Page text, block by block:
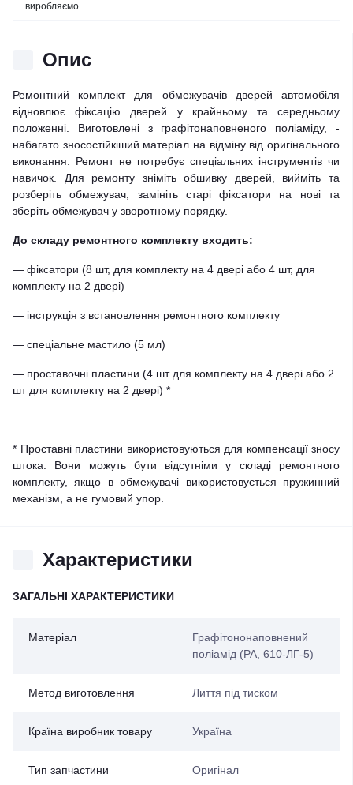
Опис
Ремонтний комплект для обмежувачів дверей автомобіля
відновлює фіксацію дверей у крайньому та середньому
положенні. Виготовлені з графітонаповненого поліаміду, -
набагато зносостійкіший матеріал на відміну від оригінального
виконання. Ремонт не потребує спеціальних інструментів чи
навичок. Для ремонту зніміть обшивку дверей, вийміть та
розберіть обмежувач, замініть старі фіксатори на нові та
зберіть обмежувач у зворотному порядку.
До складу ремонтного комплекту входить:
— фіксатори (8 шт, для комплекту на 4 двері або 4 шт, для
комплекту на 2 двері)
— інструкція з встановлення ремонтного комплекту
— спеціальне мастило (5 мл)
— проставочні пластини (4 шт для комплекту на 4 двері або 2
шт для комплекту на 2 двері) *
* Проставні пластини використовуються для компенсації зносу
штока. Вони можуть бути відсутніми у складі ремонтного
комплекту, якщо в обмежувачі використовується пружинний
механізм, а не гумовий упор.
Характеристики
ЗАГАЛЬНІ ХАРАКТЕРИСТИКИ
Матеріал
Графітононаповнений
поліамід (PA, 610-ЛГ-5)
Метод виготовлення Лиття під тиском
Країна виробник товару Україна
Тип запчастини Оригінал
виробляємо.